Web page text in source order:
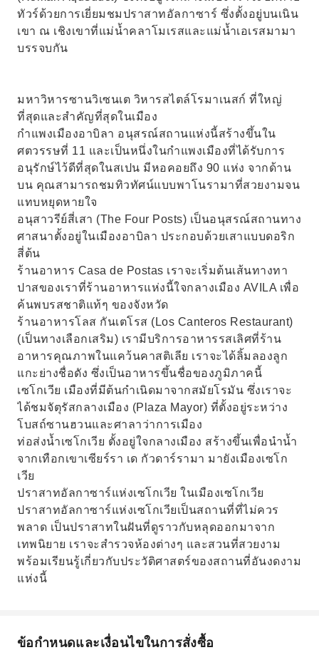
ทัวร์ด้วยการเยี่ยมชมปราสาทอัลกาซาร์ ซึ่งตั้งอยู่บนเนิน
เขา ณ เชิงเขาที่แม่น้ำคลาโมเรสและแม่น้ำเอเรสมามา
บรรจบกัน
มหาวิหารซานวิเซนเต วิหารสไตล์โรมาเนสก์ ที่ใหญ่
ที่สุดและสำคัญที่สุดในเมือง
กำแพงเมืองอาบิลา อนุสรณ์สถานแห่งนี้สร้างขึ้นใน
ศตวรรษที่ 11 และเป็นหนึ่งในกำแพงเมืองที่ได้รับการ
อนุรักษ์ไว้ดีที่สุดในสเปน มีหอคอยถึง 90 แห่ง จากด้าน
บน คุณสามารถชมทิวทัศน์แบบพาโนรามาที่สวยงามจน
แทบหยุดหายใจ
อนุสาวรีย์สี่เสา (The Four Posts) เป็นอนุสรณ์สถานทาง
ศาสนาตั้งอยู่ในเมืองอาบิลา ประกอบด้วยเสาแบบดอริก
สี่ต้น
ร้านอาหาร Casa de Postas เราจะเริ่มต้นเส้นทางทา
ปาสของเราที่ร้านอาหารแห่งนี้ใจกลางเมือง AVILA เพื่อ
ค้นพบรสชาติแท้ๆ ของจังหวัด
ร้านอาหารโลส กันเตโรส (Los Canteros Restaurant)
(เป็นทางเลือกเสริม) เรามีบริการอาหารรสเลิศที่ร้าน
อาหารคุณภาพในแคว้นคาสติเลีย เราจะได้ลิ้มลองลูก
แกะย่างชื่อดัง ซึ่งเป็นอาหารขึ้นชื่อของภูมิภาคนี้
เซโกเวีย เมืองที่มีต้นกำเนิดมาจากสมัยโรมัน ซึ่งเราจะ
ได้ชมจัตุรัสกลางเมือง (Plaza Mayor) ที่ตั้งอยู่ระหว่าง
โบสถ์ซานฮวนและศาลาว่าการเมือง
ท่อส่งน้ำเซโกเวีย ตั้งอยู่ใจกลางเมือง สร้างขึ้นเพื่อนำน้ำ
จากเทือกเขาเซียร์รา เด กัวดาร์รามา มายังเมืองเซโก
เวีย
ปราสาทอัลกาซาร์แห่งเซโกเวีย ในเมืองเซโกเวีย
ปราสาทอัลกาซาร์แห่งเซโกเวียเป็นสถานที่ที่ไม่ควร
พลาด เป็นปราสาทในฝันที่ดูราวกับหลุดออกมาจาก
เทพนิยาย เราจะสำรวจห้องต่างๆ และสวนที่สวยงาม
พร้อมเรียนรู้เกี่ยวกับประวัติศาสตร์ของสถานที่อันงดงาม
แห่งนี้
ข้อกำหนดและเงื่อนไขในการสั่งซื้อ